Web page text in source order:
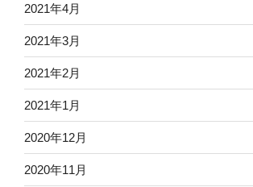
2021年4月
2021年3月
2021年2月
2021年1月
2020年12月
2020年11月